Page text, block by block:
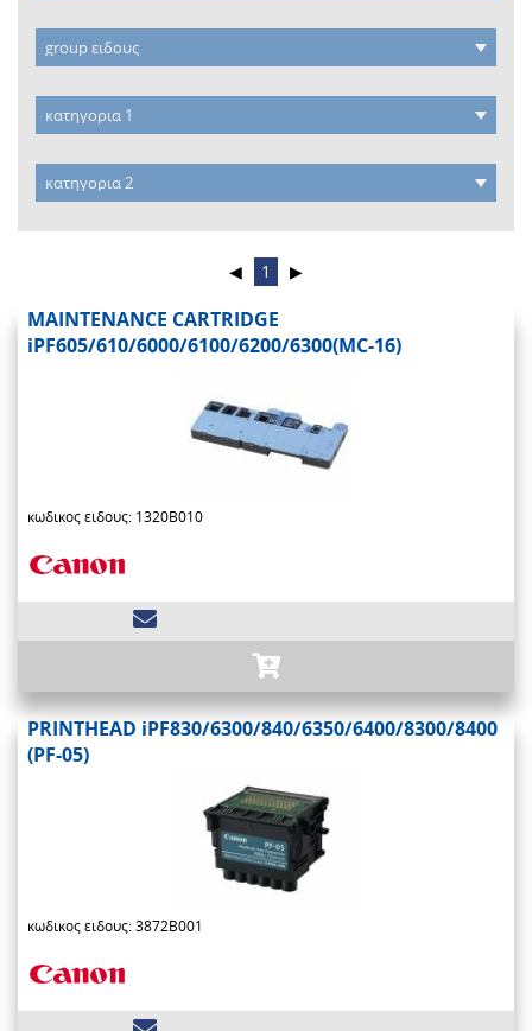
◀ 1 ▶
MAINTENANCE CARTRIDGE
iPF605/610/6000/6100/6200/6300(MC-16)
κωδικος ειδους: 1320B010
PRINTHEAD iPF830/6300/840/6350/6400/8300/8400
(PF-05)
κωδικος ειδους: 3872B001